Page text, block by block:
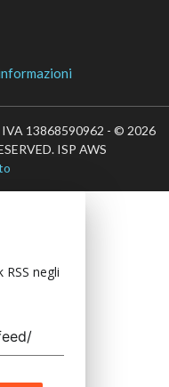
13868590962 - © 2026
ISP AWS
negli